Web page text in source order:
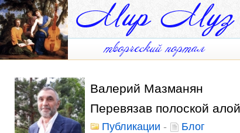
Валерий Мазманян
Перевязав полоской
Публикации - Блог